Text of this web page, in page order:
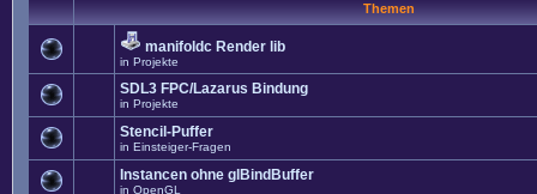
Themen
manifoldc Render lib
in Projekte
SDL3 FPC/Lazarus Bindung
in Projekte
Stencil-Puffer
in Einsteiger-Fragen
Instancen ohne glBindBuffer
in OpenGL